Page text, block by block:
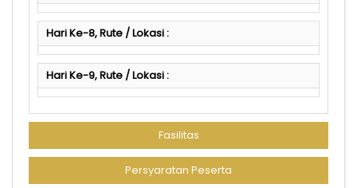
Hari Ke-8, Rute / Lokasi :
Hari Ke-9, Rute / Lokasi :
Fasilitas
Persyaratan Peserta